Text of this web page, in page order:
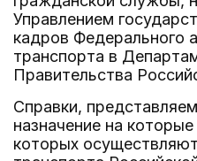
Управлением
кадров Федерального
транспорта в
Правительства
Справки,
назначение на
которых